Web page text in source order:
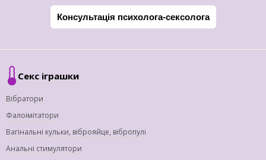
Консультація психолога-сексолога
Секс іграшки
Вібратори
Фалоімітатори
Вагінальні кульки, віброяйце, вібропулі
Анальні стимулятори